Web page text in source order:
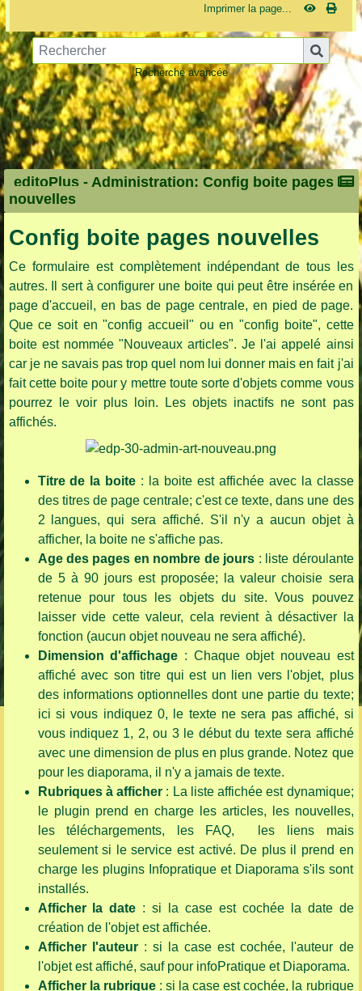
Imprimer la page...
Recherche avancée
editoPlus - Administration: Config boite pages
nouvelles
Config boite pages nouvelles
Ce formulaire est complètement indépendant de tous les
autres. Il sert à configurer une boite qui peut être insérée en
page d'accueil, en bas de page centrale, en pied de page.
Que ce soit en "config accueil" ou en "config boite", cette
boite est nommée "Nouveaux articles". Je l'ai appelé ainsi
car je ne savais pas trop quel nom lui donner mais en fait j'ai
fait cette boite pour y mettre toute sorte d'objets comme vous
pourrez le voir plus loin. Les objets inactifs ne sont pas
affichés.
Titre de la boite : la boite est affichée avec la classe
des titres de page centrale; c'est ce texte, dans une des
2 langues, qui sera affiché. S'il n'y a aucun objet à
afficher, la boite ne s'affiche pas.
Age des pages en nombre de jours : liste déroulante
de 5 à 90 jours est proposée; la valeur choisie sera
retenue pour tous les objets du site. Vous pouvez
laisser vide cette valeur, cela revient à désactiver la
fonction (aucun objet nouveau ne sera affiché).
Dimension d'affichage : Chaque objet nouveau est
affiché avec son titre qui est un lien vers l'objet, plus
des informations optionnelles dont une partie du texte;
ici si vous indiquez 0, le texte ne sera pas affiché, si
vous indiquez 1, 2, ou 3 le début du texte sera affiché
avec une dimension de plus en plus grande. Notez que
pour les diaporama, il n'y a jamais de texte.
Rubriques à afficher : La liste affichée est dynamique;
le plugin prend en charge les articles, les nouvelles,
les téléchargements, les FAQ, les liens mais
seulement si le service est activé. De plus il prend en
charge les plugins Infopratique et Diaporama s'ils sont
installés.
Afficher la date : si la case est cochée la date de
création de l'objet est affichée.
Afficher l'auteur: si la case est cochée, l'auteur de
l'objet est affiché, sauf pour infoPratique et Diaporama.
Afficher la rubrique: si la case est cochée, la rubrique